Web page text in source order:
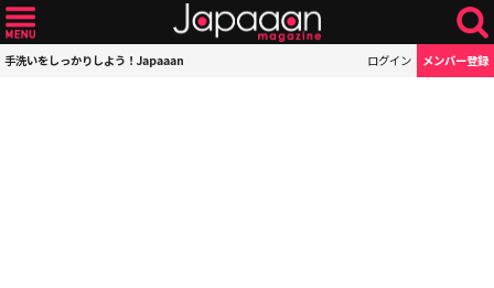
手洗いをしっかりしよう！Japaaan ログイン メンバー登録